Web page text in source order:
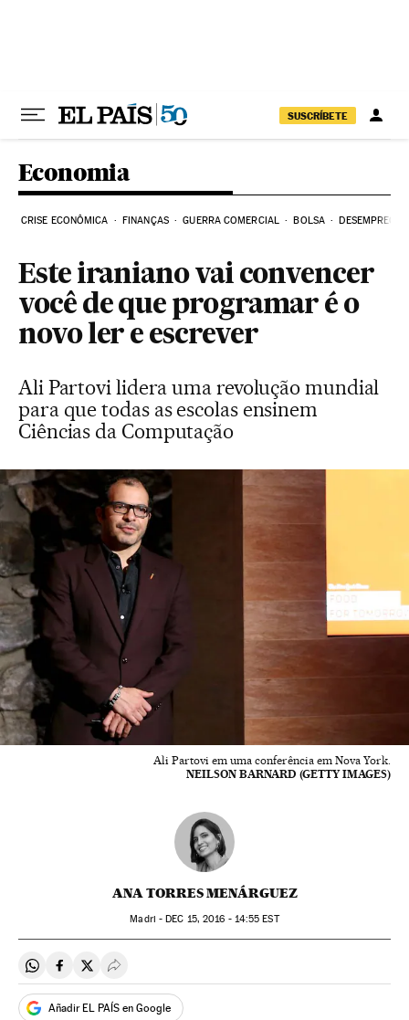
SUSCRÍBETE
Economia
CRISE ECONÔMICA FINANÇAS GUERRA COMERCIAL BOLSA DESEMPREGO
Este iraniano vai convencer
você de que programar é o
novo ler e escrever
Ali Partovi lidera uma revolução mundial
para que todas as escolas ensinem
Ciências da Computação
Ali Partovi em uma conferência em Nova York.
NEILSON BARNARD (GETTY IMAGES)
ANA TORRES MENÁRGUEZ
Madri - DEC 15, 2016 - 14:55 EST
Compartir en Whatsapp
Compartir en Facebook
Compartir en Twitter
Desplegar Redes Sociales
Añadir EL PAÍS en Google